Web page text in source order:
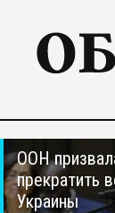
ООН
прекратить
Украины